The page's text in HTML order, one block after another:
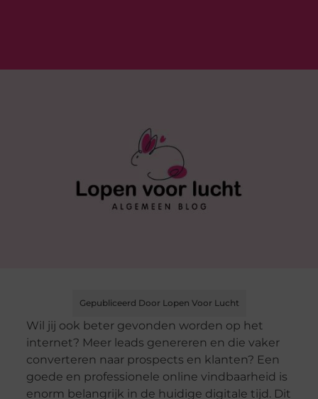
Gepubliceerd Door Lopen Voor Lucht
Wil jij ook beter gevonden worden op het
internet? Meer leads genereren en die vaker
converteren naar prospects en klanten? Een
goede en professionele online vindbaarheid is
enorm belangrijk in de huidige digitale tijd. Dit